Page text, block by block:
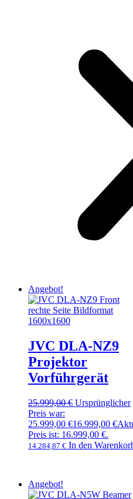
Angebot!
JVC DLA-NZ9
Projektor
Vorführgerät
25.999,00€ Ursprünglicher
Preis war:
25.999,00 €16.999,00 €
Preis ist: 16.999,00 €.
14.284,87 € In den
Angebot!